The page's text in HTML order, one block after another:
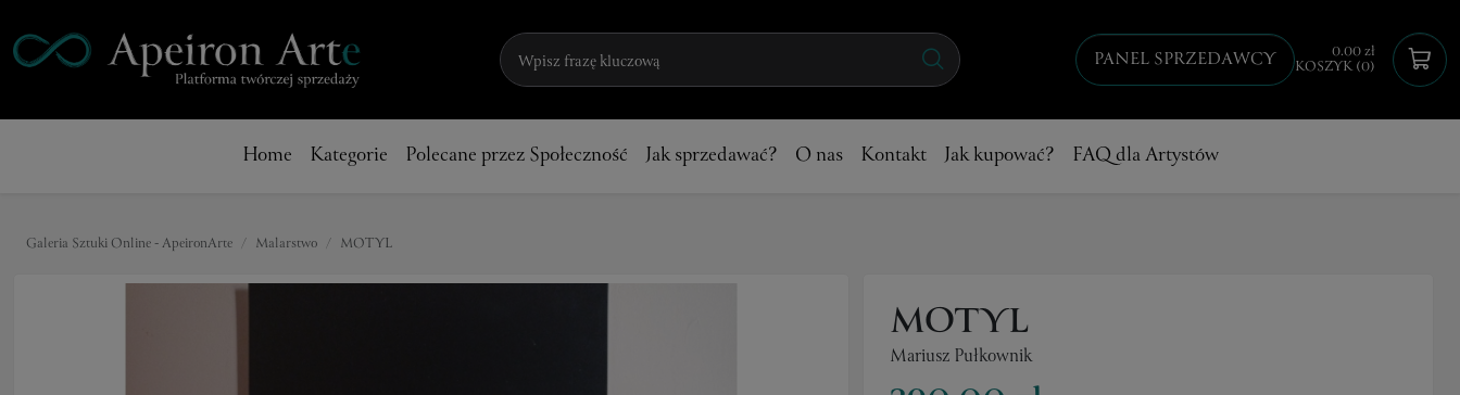
PANEL SPRZEDAWCY 0.00 zł
KOSZYK (0)
Home Kategorie Polecane przez Społeczność Jak sprzedawać? O nas Kontakt Jak kupować? FAQ dla Artystów
Galeria Sztuki Online - ApeironArte Malarstwo MOTYL
MOTYL
Mariusz Pułkownik